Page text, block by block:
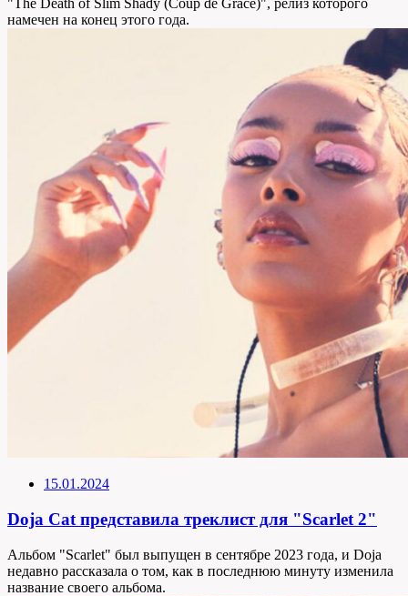
"The Death of Slim Shady (Coup de Grâce)", релиз которого
намечен на конец этого года.
15.01.2024
Doja Cat представила треклист для "Scarlet 2"
Альбом "Scarlet" был выпущен в сентябре 2023 года, и Doja
недавно рассказала о том, как в последнюю минуту изменила
название своего альбома.